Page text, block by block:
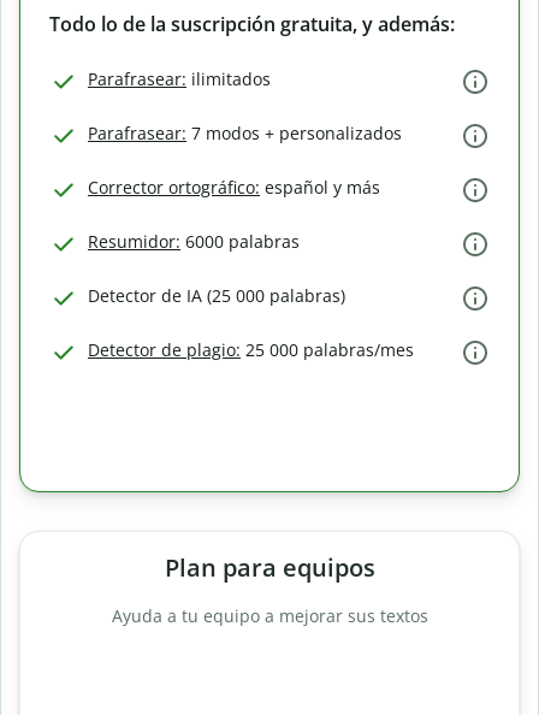
Todo lo de la suscripción gratuita, y además:
Parafrasear: ilimitados
Parafrasear: 7 modos + personalizados
Corrector ortográfico: español y más
Resumidor: 6000 palabras
Detector de IA (25 000 palabras)
Detector de plagio: 25 000 palabras/mes
Plan para equipos
Ayuda a tu equipo a mejorar sus textos